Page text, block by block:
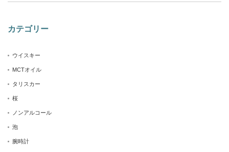
カテゴリー
ウイスキー
MCTオイル
タリスカー
桜
ノンアルコール
泡
腕時計